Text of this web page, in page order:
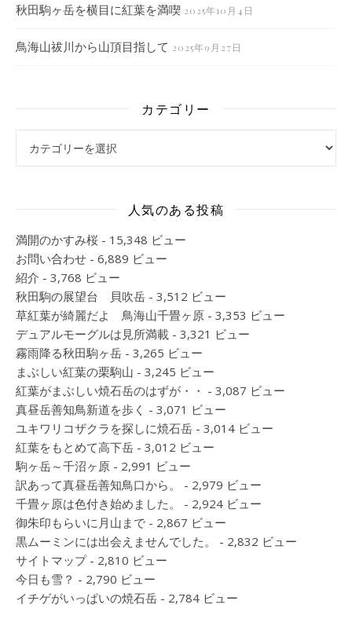
秋田駒ヶ岳を横目に紅葉を満喫 2025年10月4日
鳥海山祓川から山頂目指して 2025年9月27日
カテゴリー
人気のある投稿
満開のかすみ桜 - 15,348 ビュー
お問い合わせ - 6,889 ビュー
紹介 - 3,768 ビュー
秋田駒の展望台 貝吹岳 - 3,512 ビュー
草紅葉が綺麗だよ 鳥海山千畳ヶ原 - 3,353 ビュー
デュアルモーグルは見所満載 - 3,321 ビュー
霧雨降る秋田駒ヶ岳 - 3,265 ビュー
まぶしい紅葉の栗駒山 - 3,245 ビュー
紅葉がまぶしい焼石岳のはずが・・ - 3,087 ビュー
真昼岳善知鳥新道を歩く - 3,071 ビュー
ユキワリコザクラを探しに焼石岳 - 3,014 ビュー
紅葉をもとめて高下岳 - 3,012 ビュー
駒ヶ岳～千沼ヶ原 - 2,991 ビュー
訳あって真昼岳善知鳥口から。
- 2,979 ビュー
千畳ヶ原は色付き始めました。
- 2,924 ビュー
御朱印もらいに月山まで - 2,867 ビュー
黒ムーミンには出会えませんでした。
- 2,832 ビュー
サイトマップ- 2,810 ビュー
今日も雪？ - 2,790 ビュー
イチゲがいっぱいの焼石岳 - 2,784 ビュー